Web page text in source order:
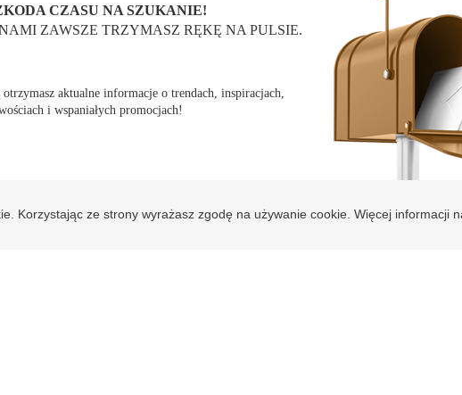
CZASU NA SZUKANIE!
ZAWSZE TRZYMASZ RĘKĘ NA PULSIE.
otrzymasz aktualne informacje o trendach, inspiracjach,
i wspaniałych promocjach!
Korzystając ze strony wyrażasz zgodę na używanie cookie. Więcej informacji